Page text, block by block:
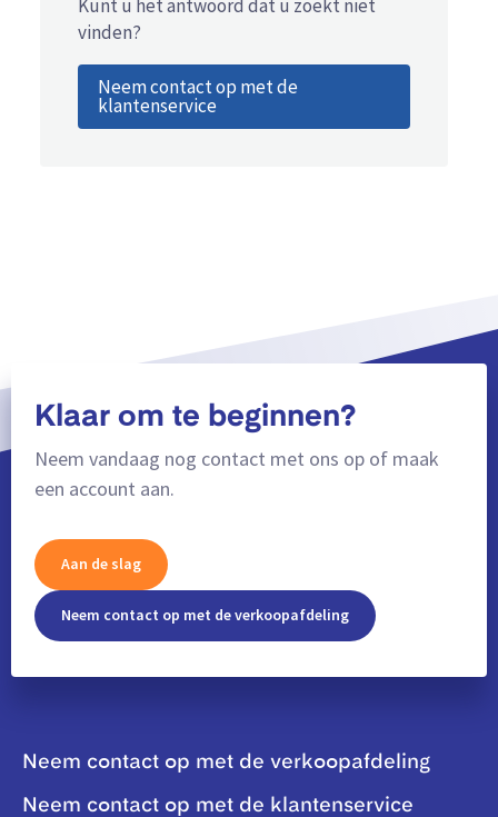
Kunt u het antwoord dat u zoekt niet
vinden?
Neem contact op met de
klantenservice
Klaar om te beginnen?
Neem vandaag nog contact met ons op of maak
een account aan.
Aan de slag
Neem contact op met de verkoopafdeling
Neem contact op met de verkoopafdeling
Neem contact op met de klantenservice